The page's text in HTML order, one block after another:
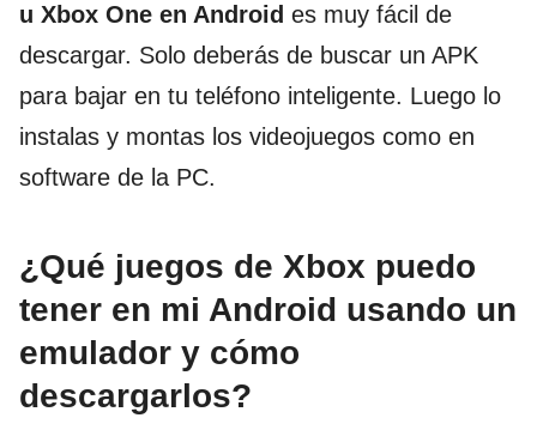
u Xbox One en Android es muy fácil de
descargar. Solo deberás de buscar un APK
para bajar en tu teléfono inteligente. Luego lo
instalas y montas los videojuegos como en
software de la PC.
¿Qué juegos de Xbox puedo
tener en mi Android usando un
emulador y cómo
descargarlos?